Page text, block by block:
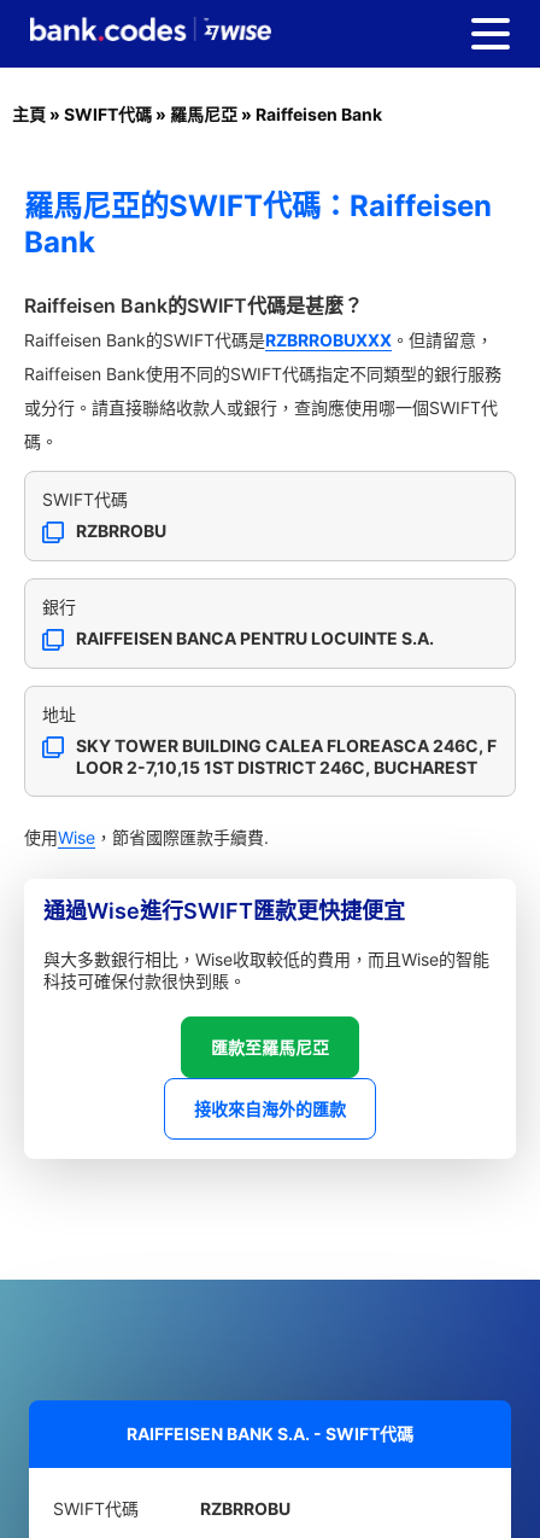
主頁 » SWIFT代碼 » 羅馬尼亞 » Raiffeisen Bank
羅馬尼亞的SWIFT代碼：Raiffeisen
Bank
Raiffeisen Bank的SWIFT代碼是甚麼？
Raiffeisen Bank的SWIFT代碼是RZBRROBUXXX 。但請留意，
Raiffeisen Bank使用不同的SWIFT代碼指定不同類型的銀行服務
或分行。請直接聯絡收款人或銀行，查詢應使用哪一個SWIFT代
碼。
SWIFT代碼
RZBRROBU
銀行
RAIFFEISEN BANCA PENTRU LOCUINTE S.A.
地址
SKY TOWER BUILDING CALEA FLOREASCA 246C, F
LOOR 2-7,10,15 1ST DISTRICT 246C, BUCHAREST
使用Wise ，節省國際匯款手續費.
通過Wise進行SWIFT匯款更快捷便宜
與大多數銀行相比，Wise收取較低的費用，而且Wise的智能
科技可確保付款很快到賬。
匯款至羅馬尼亞
接收來自海外的匯款
RAIFFEISEN BANK S.A. - SWIFT代碼
SWIFT代碼 RZBRROBU